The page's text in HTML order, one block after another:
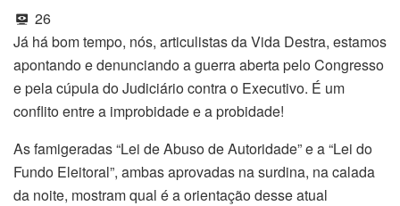
26
Já há bom tempo, nós, articulistas da Vida Destra, estamos
apontando e denunciando a guerra aberta pelo Congresso
e pela cúpula do Judiciário contra o Executivo. É um
conflito entre a improbidade e a probidade!
As famigeradas “Lei de Abuso de Autoridade” e a “Lei do
Fundo Eleitoral”, ambas aprovadas na surdina, na calada
da noite, mostram qual é a orientação desse atual